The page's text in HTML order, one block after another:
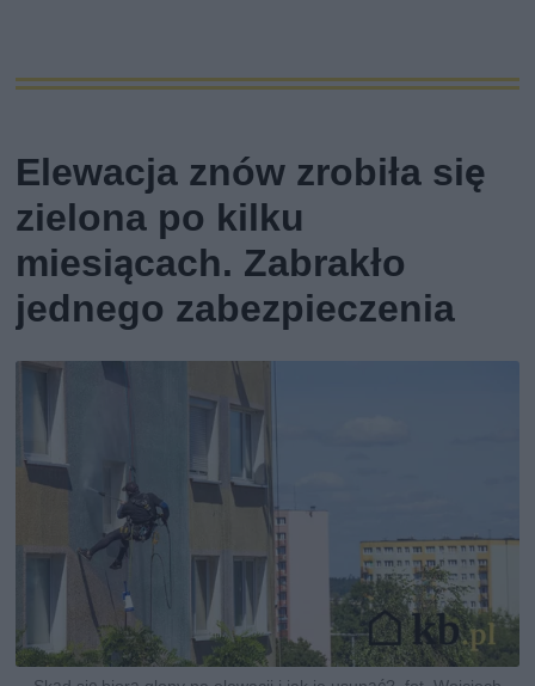
Elewacja znów zrobiła się
zielona po kilku
miesiącach. Zabrakło
jednego zabezpieczenia